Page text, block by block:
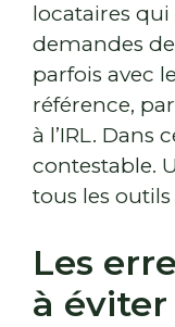
locataires qui
demandes
parfois avec
référence,
à l’IRL. Dans
contestable.
tous les
Les
à éviter